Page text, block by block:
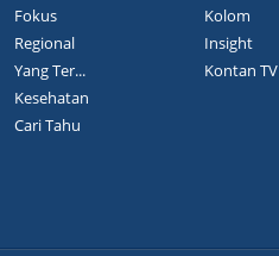
Fokus
Regional
Yang Ter...
Kesehatan
Cari Tahu
Kolom
Insight
Kontan TV